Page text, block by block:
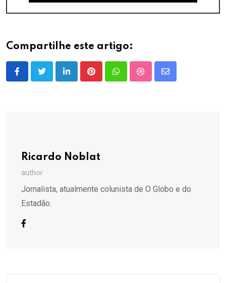
Compartilhe este artigo:
LinkedInPinterestWhatsappStumbleUpon
Share
Ricardo Noblat
author
Jornalista, atualmente colunista de O Globo e do
Estadão.